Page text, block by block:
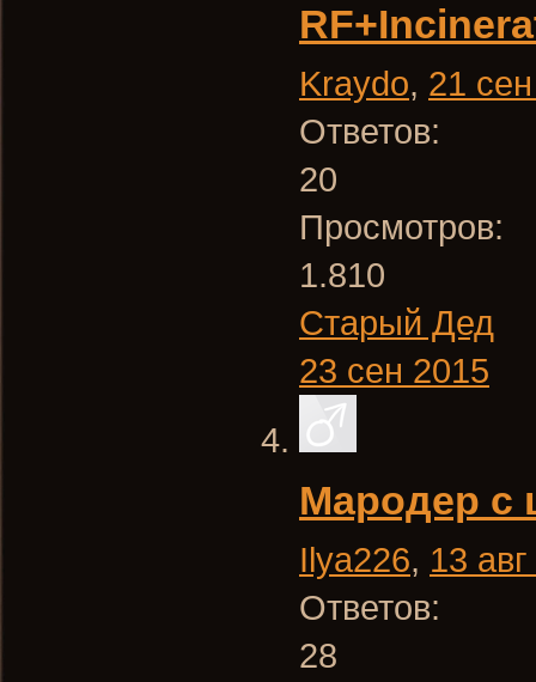
Kraydo, 21
Ответов:
20
Просмотров:
1.810
Старый Дед
23 сен 2015
Мародер с
Ilya226, 13
Ответов:
28